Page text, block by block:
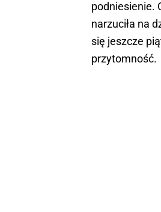
podniesienie.
narzuciła na
się jeszcze
przytomność.